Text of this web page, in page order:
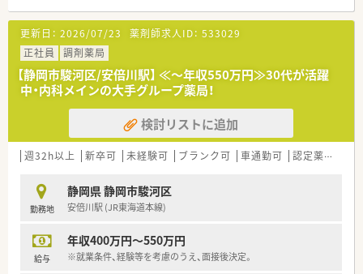
■面対応で、様々な処方箋を応需
■18時までの開局です♪
■ご経験により高年収＜600万円＞も可能！
＼こんな方におすすめ／
■経営が安定している先が良い！
■転居せず腰を据えて働きたい！
■お仕事とプライベートの垣根を作りたい！
■年収も譲れない！
更新日： 2026/07/23 薬剤師求人ID： 533029
正社員
調剤薬局
【静岡市駿河区/安倍川駅】 ≪～年収550万円≫30代が活躍
中・内科メインの大手グループ薬局！
検討リストに追加
週32h以上 新卒可 未経験可 ブランク可 車通勤可 認定薬剤師取得支援あり
勤務地
静岡県 静岡市駿河区
安倍川駅 (JR東海道本線)
給与
年収400万円～550万円
※就業条件、経験等を考慮のうえ、面接後決定。